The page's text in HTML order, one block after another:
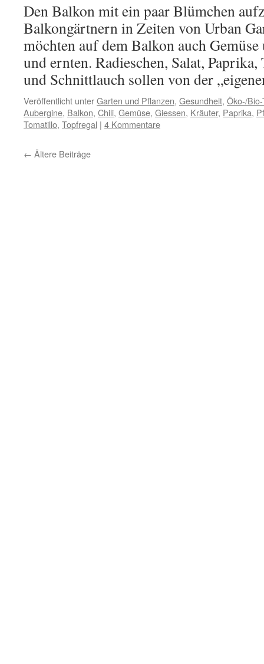
Den Balkon mit ein paar Blümchen
Balkongärtnern in Zeiten von Urban
möchten auf dem Balkon auch
und ernten. Radieschen, Salat,
und Schnittlauch sollen von der
Veröffentlicht unterGarten und Pflanzen, Gesundheit, Öko-/
Aubergine, Balkon, Chili, Gemüse, Giessen, Kräuter, Paprika,
Tomatillo, Topfregal | 4 Kommentare
← Ältere Beiträge